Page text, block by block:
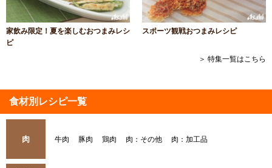
家飲み限定！夏を楽しむおつまみレシ
ピ
スポーツ観戦おつまみレシピ
＞ 特集一覧はこちら
食材別レシピ一覧
肉 牛肉 豚肉 鶏肉 肉：その他 肉：加工品